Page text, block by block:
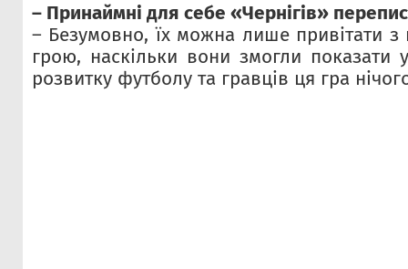
– Принаймні для себе «Чернігів»
– Безумовно, їх можна лише привітати з
грою, наскільки вони змогли показати
розвитку футболу та гравців ця гра